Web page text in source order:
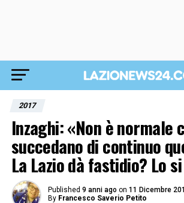
2017
Inzaghi: «Non è normale
succedano di continuo
La Lazio dà fastidio? Lo
Published 9 anni ago on 11 Dicembre
By Francesco Saverio Petito